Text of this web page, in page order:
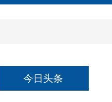
今日头条